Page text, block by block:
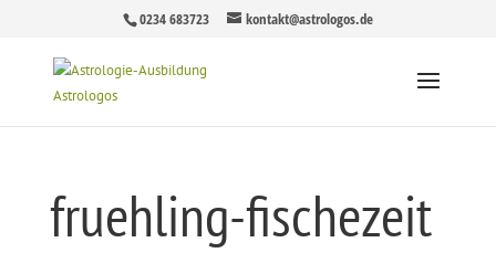
0234 683723 kontakt@astrologos.de
fruehling-fischezeit